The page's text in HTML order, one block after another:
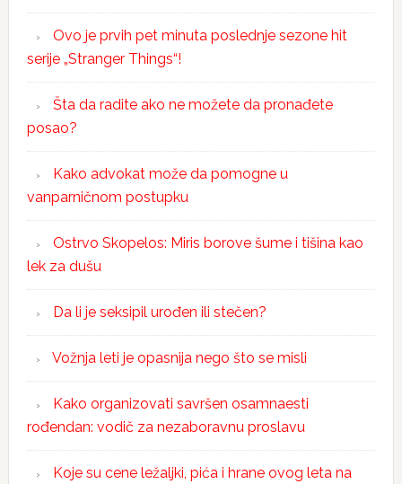
Ovo je prvih pet minuta poslednje sezone hit
serije „Stranger Things“!
Šta da radite ako ne možete da pronađete
posao?
Kako advokat može da pomogne u
vanparničnom postupku
Ostrvo Skopelos: Miris borove šume i tišina kao
lek za dušu
Da li je seksipil urođen ili stečen?
Vožnja leti je opasnija nego što se misli
Kako organizovati savršen osamnaesti
rođendan: vodič za nezaboravnu proslavu
Koje su cene ležaljki, pića i hrane ovog leta na